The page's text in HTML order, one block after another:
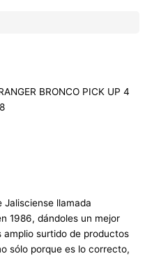
BRONCO PICK UP 4
Jalisciense llamada
1986, dándoles un mejor
surtido de productos
sólo porque es lo correcto,